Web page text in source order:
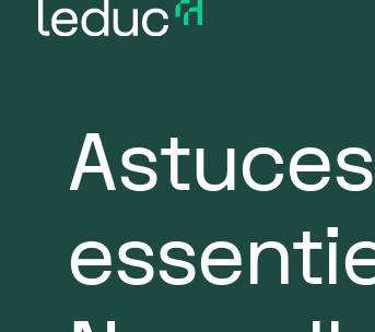
Notre approche
d'expertise et de
les organisations
Guides
astuces
De guides en
À propos
nos experts partagent leur